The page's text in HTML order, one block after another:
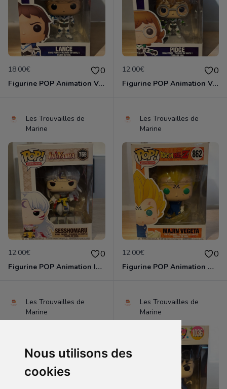
Nous utilisons des
cookies
18.00€ 0
Figurine POP Animation Voltron 475 Lance neuve non deboxee
12.00€ 0
Figurine POP Animation Voltron 476 Pidge neuve non deboxee
Les Trouvailles de
Marine
12.00€ 0
Figurine POP Animation Inuyasha 769 Sesshomaru neuve non deboxee
Les Trouvailles de
Marine
12.00€ 0
Figurine POP Animation Dragon Ball Z 862 Majin Vegeta neuve non deboxee
Les Trouvailles de
Marine
Les Trouvailles de
Marine